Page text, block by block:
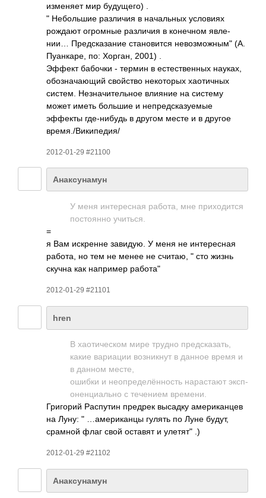
изме­няет мир буду­щего) .
" Небо­льшие разл­ичия в нача­льных усло­виях
рождают огро­мные разл­ичия в коне­чном явле­
нии… Пред­сказ­ание стан­овится невозможным" (А.
Пуан­каре, по: Хорган, 2001) .
Эффект бабочки - термин в есте­стве­нных науках,
обоз­нача­ющий свой­ство неко­торых хаот­ичных
систем. Незн­ачит­ельное влияние на систему
может иметь большие и непр­едск­азуе­мые
эффекты где-­нибудь в другом месте и в другое
врем­я./В­икип­едия/
2012-01-29 #21100
Анаксунамун
У меня инте­ресная работа, мне прих­одится
пост­оянно учит­ься.
=
я Вам искр­енне зави­дую. У меня не инте­ресная
работа, но тем не менее не считаю, " сто жизнь
скучна как напр­имер работа"
2012-01-29 #21101
hren
В хаот­ичес­ком мире трудно пред­сказ­ать,
какие вари­ации возн­икнут в данное время и
в данном месте,
ошибки и неоп­реде­лённ­ость нара­стают эксп­
онен­циал­ьно с тече­нием врем­ени.
Григ­орий Расп­утин предрек высадку амер­икан­цев
на Луну: " …аме­рика­нцы гулять по Луне будут,
срамной флаг свой оставят и улетят" .)
2012-01-29 #21102
Анаксунамун